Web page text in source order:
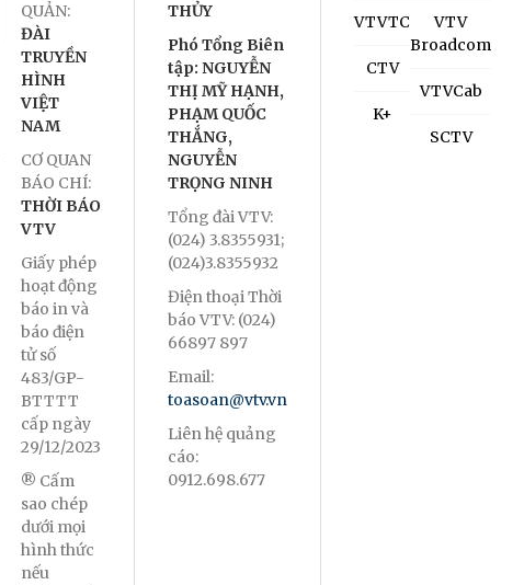
QUẢN:
ĐÀI
TRUYỀN
HÌNH
VIỆT
NAM
CƠ QUAN
BÁO CHÍ:
THỜI BÁO
VTV
Giấy phép
hoạt động
báo in và
báo điện
tử số
483/GP-
BTTTT
cấp ngày
29/12/2023
® Cấm
sao chép
dưới mọi
hình thức
nếu
THỦY
Phó Tổng Biên
tập: NGUYỄN
THỊ MỸ HẠNH,
PHẠM QUỐC
THẮNG,
NGUYỄN
TRỌNG NINH
Tổng đài VTV:
(024) 3.8355931;
(024)3.8355932
Điện thoại Thời
báo VTV: (024)
66897 897
Email:
toasoan@vtv.vn
Liên hệ quảng
cáo:
0912.698.677
VTVTC
CTV
K+
VTV
Broadcom
VTVCab
SCTV